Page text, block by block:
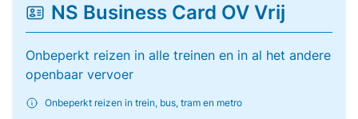
NS Business Card OV Vrij
Onbeperkt reizen in alle treinen en in al het andere
openbaar vervoer
Onbeperkt reizen in trein, bus, tram en metro